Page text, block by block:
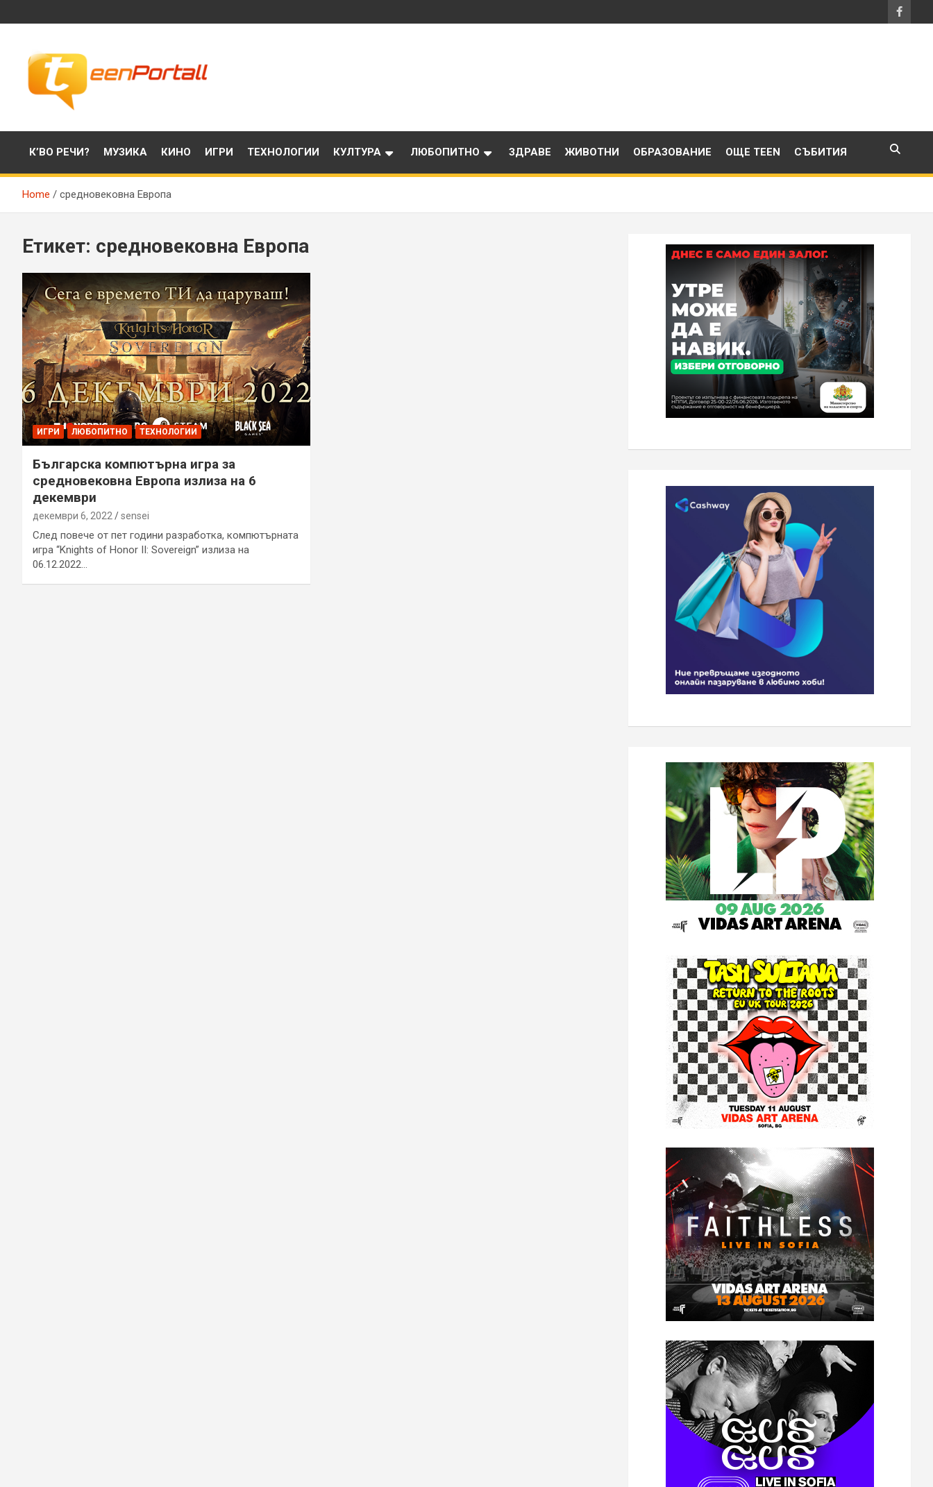
to
TeenPortall
К’ВО РЕЧИ? МУЗИКА КИНО ИГРИ ТЕХНОЛОГИИ КУЛТУРА ЛЮБОПИТНО ЗДРАВЕ ЖИВОТНИ ОБРАЗОВАНИЕ ОЩЕ TEEN СЪБИТИЯ
Home средновековна Европа
Етикет: средновековна Европа
ИГРИ ЛЮБОПИТНО ТЕХНОЛОГИИ
Българска компютърна игра за
средновековна Европа излиза на 6
декември
декември 6, 2022 sensei
След повече от пет години разработка, компютърната
игра “Knights of Honor II: Sovereign” излиза на
06.12.2022…